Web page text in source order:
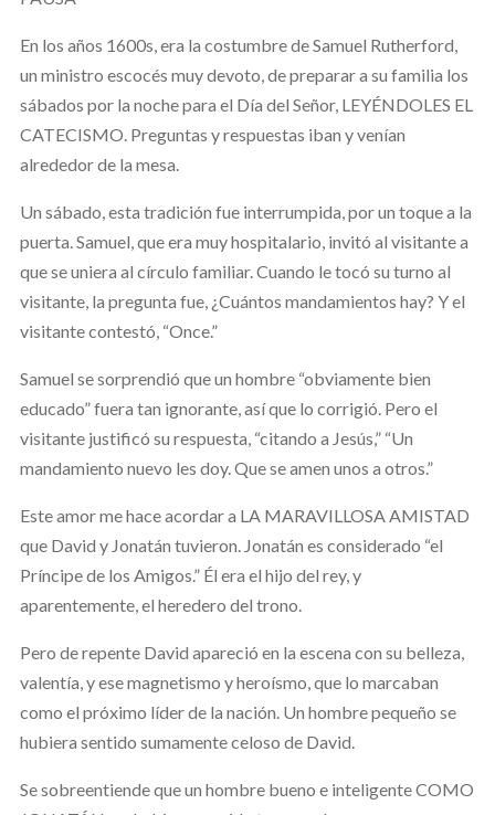
En los años 1600s, era la costumbre de Samuel Rutherford,
un ministro escocés muy devoto, de preparar a su familia los
sábados por la noche para el Día del Señor, LEYÉNDOLES EL
CATECISMO. Preguntas y respuestas iban y venían
alrededor de la mesa.
Un sábado, esta tradición fue interrumpida, por un toque a la
puerta. Samuel, que era muy hospitalario, invitó al visitante a
que se uniera al círculo familiar. Cuando le tocó su turno al
visitante, la pregunta fue, ¿Cuántos mandamientos hay? Y el
visitante contestó, “Once.”
Samuel se sorprendió que un hombre “obviamente bien
educado” fuera tan ignorante, así que lo corrigió. Pero el
visitante justificó su respuesta, “citando a Jesús,” “Un
mandamiento nuevo les doy. Que se amen unos a otros.”
Este amor me hace acordar a LA MARAVILLOSA AMISTAD
que David y Jonatán tuvieron. Jonatán es considerado “el
Príncipe de los Amigos.” Él era el hijo del rey, y
aparentemente, el heredero del trono.
Pero de repente David apareció en la escena con su belleza,
valentía, y ese magnetismo y heroísmo, que lo marcaban
como el próximo líder de la nación. Un hombre pequeño se
hubiera sentido sumamente celoso de David.
Se sobreentiende que un hombre bueno e inteligente COMO